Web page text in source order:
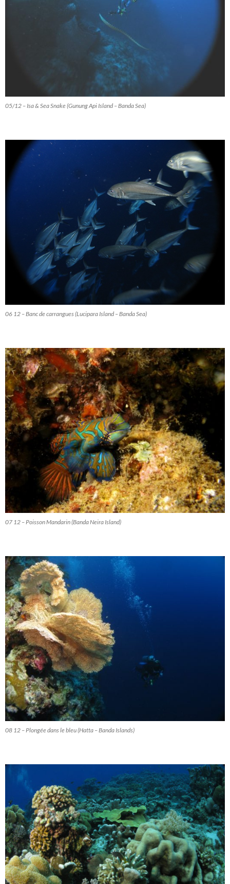
05/12 – Isa & Sea Snake (Gunung Api Island – Banda Sea)
06 12 – Banc de carrangues (Lucipara Island – Banda Sea)
07 12 – Poisson Mandarin (Banda Neira Island)
08 12 – Plongée dans le bleu (Hatta – Banda Islands)